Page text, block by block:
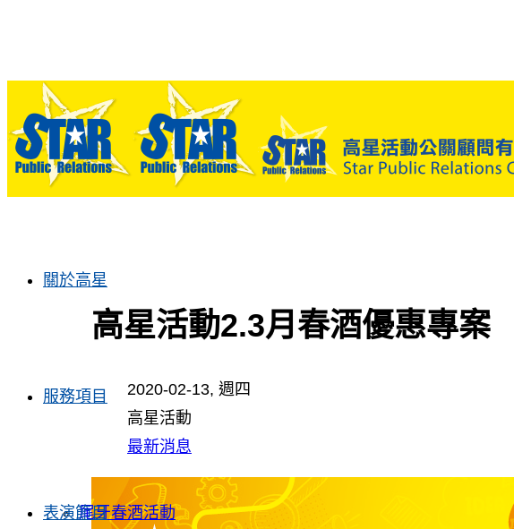
關於高星
服務項目
尾牙春酒活動
表演節目
高星活動2.3月春酒優惠專案
2020-02-13, 週四
高星活動
最新消息